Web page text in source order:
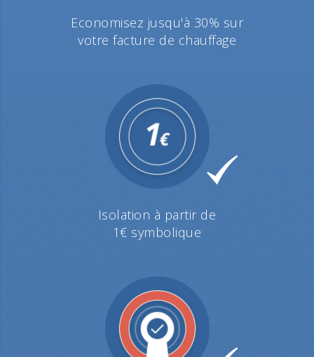
Economisez jusqu'à 30% sur
votre facture de chauffage
Isolation à partir de
1€ symbolique